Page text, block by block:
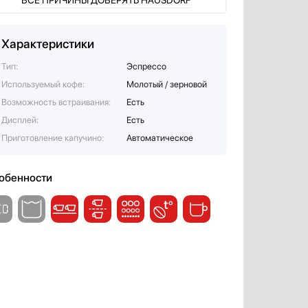
Характеристики
Тип:
Эспрессо
Используемый кофе:
Молотый / зерновой
Возможность встраивания:
Есть
Дисплей:
Есть
Приготовление капучино:
Автоматическое